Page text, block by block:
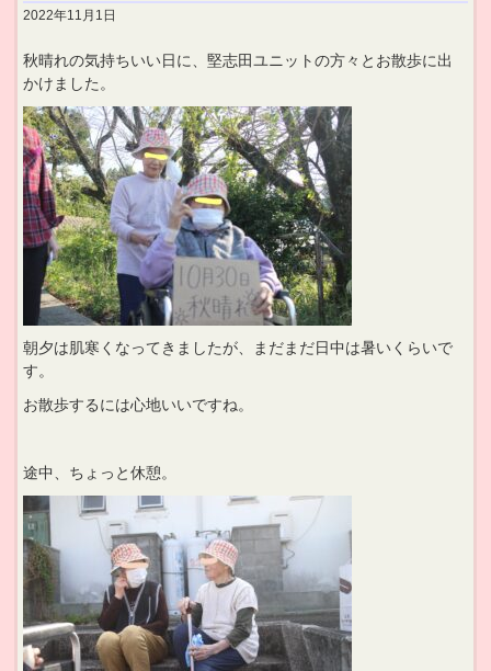
2022年11月1日
秋晴れの気持ちいい日に、堅志田ユニットの方々とお散歩に出
かけました。
朝夕は肌寒くなってきましたが、まだまだ日中は暑いくらいで
す。
お散歩するには心地いいですね。
途中、ちょっと休憩。